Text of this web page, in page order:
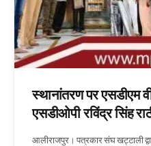
स्थानांतरण पर एसडीएम
एसडीओपी रविंद्र सिंह
आलीराजपुर। पत्रकार संघ खट्टाली